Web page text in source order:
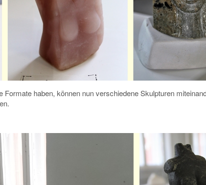
Formate haben, können nun verschiedene Skulpturen